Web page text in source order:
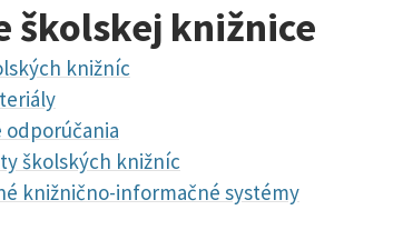
školskej knižnice
knižníc
odporúčania
školských knižníc
knižnično-informačné systémy